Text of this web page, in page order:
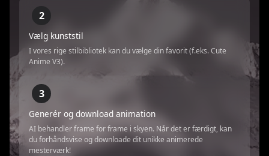
2
Vælg kunststil
I vores rige stilbibliotek kan du vælge din favorit (f.eks. Cute
Anime V3).
3
Generér og download animation
AI behandler frame for frame i skyen. Når det er færdigt, kan
du forhåndsvise og downloade dit unikke animerede
mesterværk!